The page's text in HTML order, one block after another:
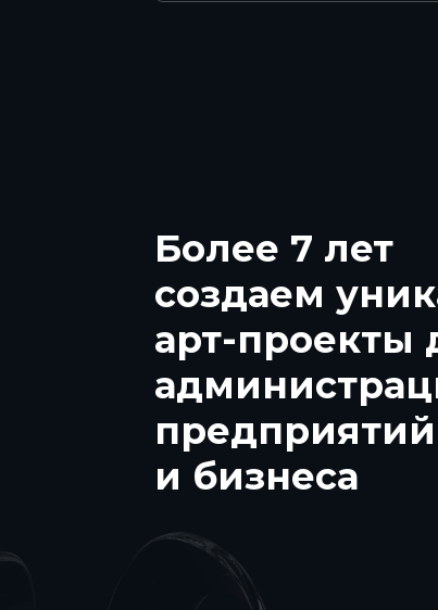
Более 7 лет
создаем
арт-проекты
предприятий
и бизнеса